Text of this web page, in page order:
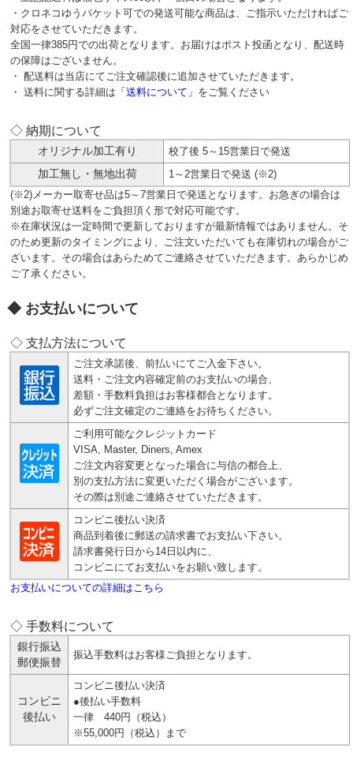
・クロネコゆうパケット可での発送可能な商品は、ご指示いただければご
対応をさせていただきます。
全国一律385円での出荷となります。お届けはポスト投函となり、配送時
の保障はございません。
・ 配送料は当店にてご注文確認後に追加させていただきます。
・ 送料に関する詳細は 「送料について」 をご覧ください
◇ 納期について
オリジナル加工有り
校了後 5～15営業日で発送
加工無し・無地出荷
1～2営業日で発送 (※2)
(※2)メーカー取寄せ品は5～7営業日で発送となります。お急ぎの場合は
別途お取寄せ送料をご負担頂く形で対応可能です。
※在庫状況は一定時間で更新しておりますが最新情報ではありません。そ
のため更新のタイミングにより、ご注文いただいても在庫切れの場合がご
ざいます。その場合はあらためてご連絡させていただきます。あらかじめ
ご了承ください。
お支払いについて
◇ 支払方法について
ご注文承諾後、前払いにてご入金下さい。
送料・ご注文内容確定前のお支払いの場合、
差額・手数料負担はお客様都合となります。
必ずご注文確定のご連絡をお待ちください。
ご利用可能なクレジットカード
VISA, Master, Diners, Amex
ご注文内容変更となった場合に与信の都合上、
別の支払方法に変更いただく場合がございます。
その際は別途ご連絡させていただきます。
コンビニ後払い決済
商品到着後に郵送の請求書でお支払い下さい。
請求書発行日から14日以内に、
コンビニにてお支払いをお願い致します。
お支払いについての詳細はこちら
◇ 手数料について
銀行振込
郵便振替
振込手数料はお客様ご負担となります。
コンビニ
後払い
コンビニ後払い決済
●後払い手数料
一律 440円（税込）
※55,000円（税込）まで